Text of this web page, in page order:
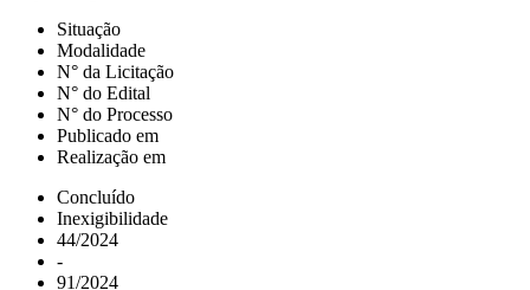
Situação
Modalidade
N° da Licitação
N° do Edital
N° do Processo
Publicado em
Realização em
Concluído
Inexigibilidade
44/2024
-
91/2024